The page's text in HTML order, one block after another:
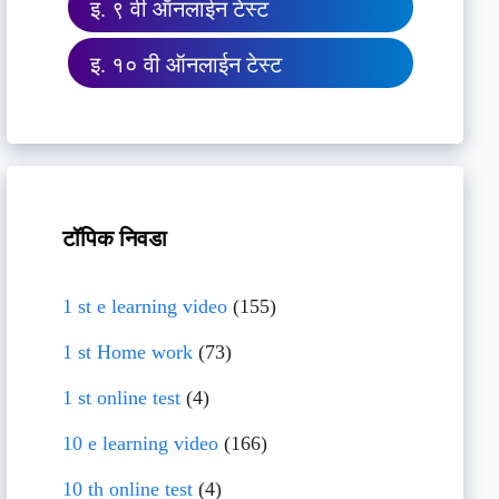
इ. ९ वी ऑनलाईन टेस्ट
इ. १० वी ऑनलाईन टेस्ट
टॉपिक निवडा
1 st e learning video(155)
1 st Home work(73)
1 st online test(4)
10 e learning video(166)
10 th online test(4)